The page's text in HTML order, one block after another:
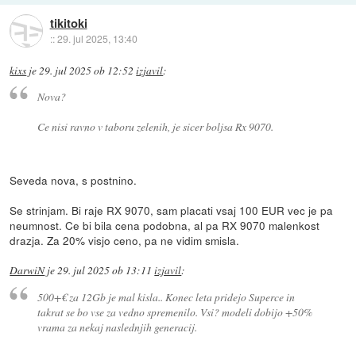
tikitoki
::29. jul 2025, 13:40
kixs je29. jul 2025 ob 12:52 izjavil:
Nova?
Ce nisi ravno v taboru zelenih, je sicer boljsa Rx 9070.
Seveda nova, s postnino.
Se strinjam. Bi raje RX 9070, sam placati vsaj 100 EUR vec je pa
neumnost. Ce bi bila cena podobna, al pa RX 9070 malenkost
drazja. Za 20% visjo ceno, pa ne vidim smisla.
DarwiNje29. jul 2025 ob 13:11 izjavil:
500+€ za 12Gb je mal kisla.. Konec leta pridejo Superce in
takrat se bo vse za vedno spremenilo. Vsi? modeli dobijo +50%
vrama za nekaj naslednjih generacij.